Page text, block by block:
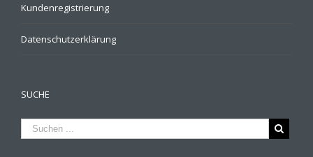
Kundenregistrierung
Datenschutzerklärung
SUCHE